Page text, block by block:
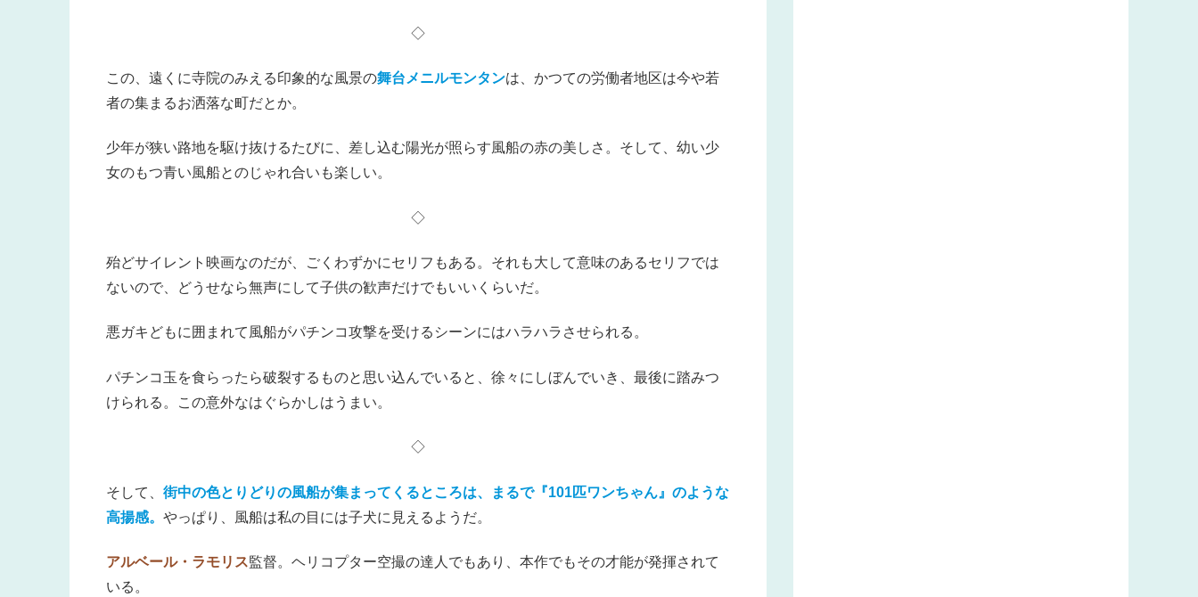
◇
この、遠くに寺院のみえる印象的な風景の舞台メニルモンタンは、かつての労働者地区は今や若
者の集まるお洒落な町だとか。
少年が狭い路地を駆け抜けるたびに、差し込む陽光が照らす風船の赤の美しさ。そして、幼い少
女のもつ青い風船とのじゃれ合いも楽しい。
◇
殆どサイレント映画なのだが、ごくわずかにセリフもある。それも大して意味のあるセリフでは
ないので、どうせなら無声にして子供の歓声だけでもいいくらいだ。
悪ガキどもに囲まれて風船がパチンコ攻撃を受けるシーンにはハラハラさせられる。
パチンコ玉を食らったら破裂するものと思い込んでいると、徐々にしぼんでいき、最後に踏みつ
けられる。この意外なはぐらかしはうまい。
◇
そして、 街中の色とりどりの風船が集まってくるところは、まるで『101匹ワンちゃん』 のような
高揚感。 やっぱり、風船は私の目には子犬に見えるようだ。
アルベール・ラモリス監督。ヘリコプター空撮の達人でもあり、本作でもその才能が発揮されて
いる。